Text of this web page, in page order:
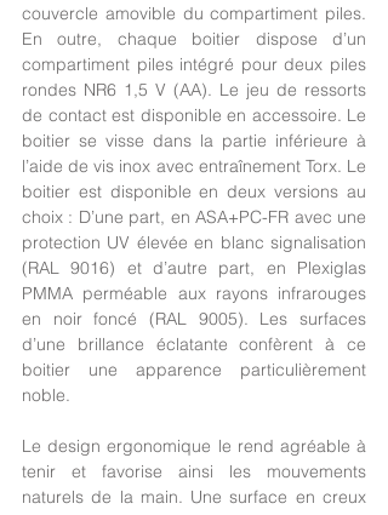
couvercle amovible du compartiment piles.
En outre, chaque boitier dispose d’un
compartiment piles intégré pour deux piles
rondes NR6 1,5 V (AA). Le jeu de ressorts
de contact est disponible en accessoire. Le
boitier se visse dans la partie inférieure à
l’aide de vis inox avec entraînement Torx. Le
boitier est disponible en deux versions au
choix : D’une part, en ASA+PC-FR avec une
protection UV élevée en blanc signalisation
(RAL 9016) et d’autre part, en Plexiglas
PMMA perméable aux rayons infrarouges
en noir foncé (RAL 9005). Les surfaces
d’une brillance éclatante confèrent à ce
boitier une apparence particulièrement
noble.
Le design ergonomique le rend agréable à
tenir et favorise ainsi les mouvements
naturels de la main. Une surface en creux